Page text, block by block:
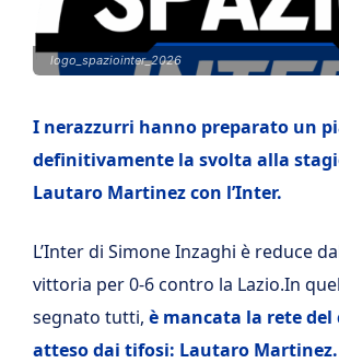
logo_spaziointer_2026
I nerazzurri hanno preparato un
definitivamente la svolta alla
Lautaro Martinez con l’Inter.
L’Inter di Simone Inzaghi è reduce
vittoria per 0-6 contro la Lazio.In
segnato tutti, è mancata la rete
atteso dai tifosi: Lautaro Martinez.